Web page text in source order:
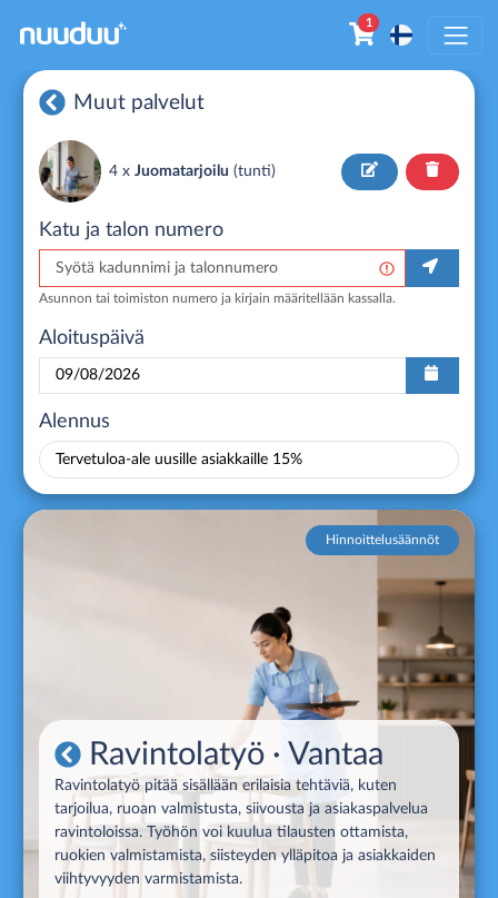
1
Muut palvelut
4 x Juomatarjoilu (tunti)
Katu ja talon numero
Asunnon tai toimiston numero ja kirjain määritellään kassalla.
Aloituspäivä
Alennus
Hinnoittelusäännöt
Ravintolatyö · Vantaa
Ravintolatyö pitää sisällään erilaisia tehtäviä, kuten
tarjoilua, ruoan valmistusta, siivousta ja asiakaspalvelua
ravintoloissa. Työhön voi kuulua tilausten ottamista,
ruokien valmistamista, siisteyden ylläpitoa ja asiakkaiden
viihtyvyyden varmistamista.